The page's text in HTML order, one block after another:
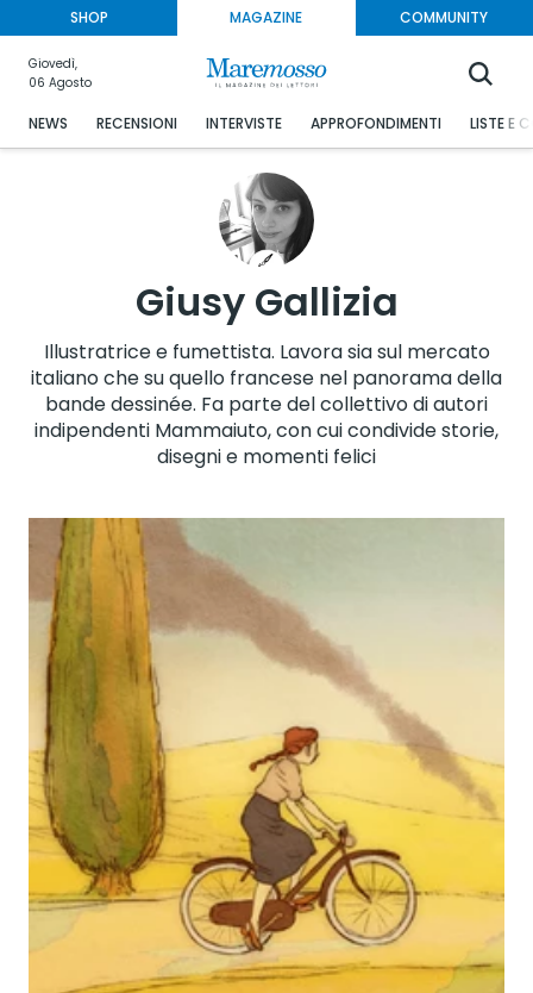
SHOP MAGAZINE COMMUNITY
Giovedì,
06 Agosto
NEWS RECENSIONI INTERVISTE APPROFONDIMENTI LISTE E
Giusy Gallizia
Illustratrice e fumettista. Lavora sia sul mercato
italiano che su quello francese nel panorama della
bande dessinée. Fa parte del collettivo di autori
indipendenti Mammaiuto, con cui condivide storie,
disegni e momenti felici